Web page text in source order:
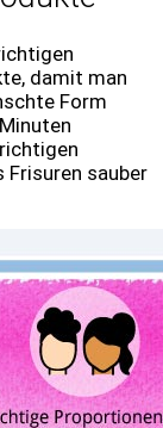
damit man
Form
sauber